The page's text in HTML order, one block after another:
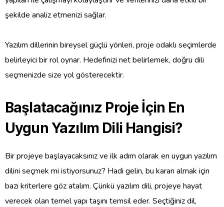
şekilde analiz etmenizi sağlar.
Yazılım dillerinin bireysel güçlü yönleri, proje odaklı seçimlerde
belirleyici bir rol oynar. Hedefinizi net belirlemek, doğru dili
seçmenizde size yol gösterecektir.
Başlatacağınız Proje İçin En
Uygun Yazılım Dili Hangisi?
Bir projeye başlayacaksınız ve ilk adım olarak en uygun yazılım
dilini seçmek mi istiyorsunuz? Hadi gelin, bu kararı almak için
bazı kriterlere göz atalım. Çünkü yazılım dili, projeye hayat
verecek olan temel yapı taşını temsil eder. Seçtiğiniz dil,